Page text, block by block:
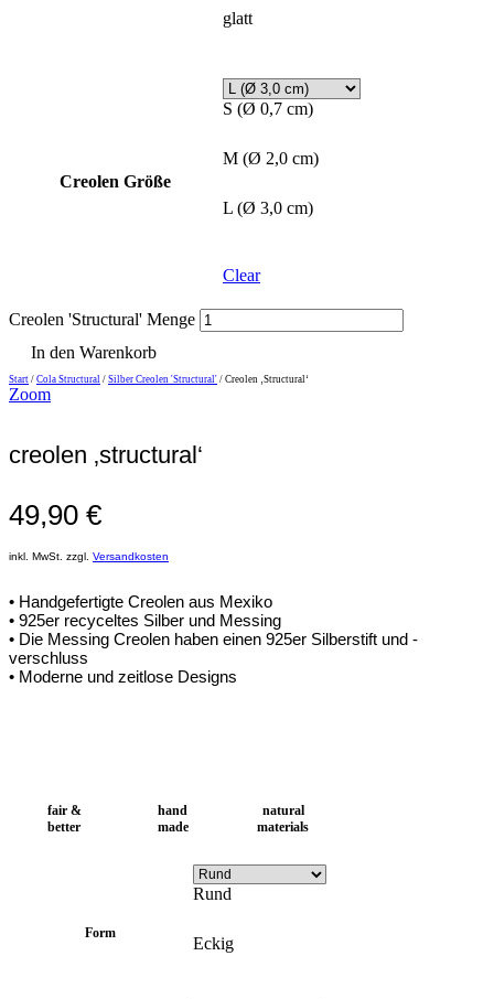
glatt
Creolen Größe
S (Ø 0,7 cm)
M (Ø 2,0 cm)
L (Ø 3,0 cm)
Clear
Creolen 'Structural' Menge
In den Warenkorb
Start / Cola Structural / Silber Creolen 'Structural' / Creolen ‚Structural‘
Zoom
creolen ‚structural‘
49,90 €
inkl. MwSt. zzgl. Versandkosten
• Handgefertigte Creolen aus Mexiko
• 925er recyceltes Silber und Messing
• Die Messing Creolen haben einen 925er Silberstift und -
verschluss
• Moderne und zeitlose Designs
fair &
better
hand
made
natural
materials
Form
Rund
Eckig